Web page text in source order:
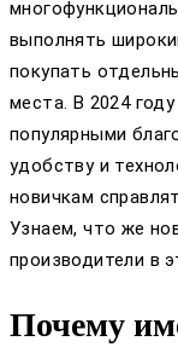
выполнять
покупать
места. В 2024
популярными
удобству и
новичкам
Узнаем, что же
производители в
Почему